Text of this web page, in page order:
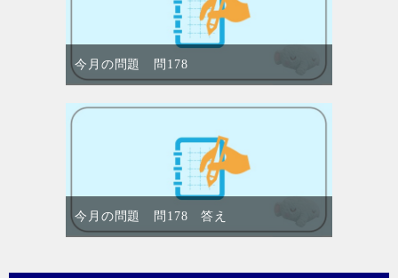
今月の問題 問178
今月の問題 問178 答え